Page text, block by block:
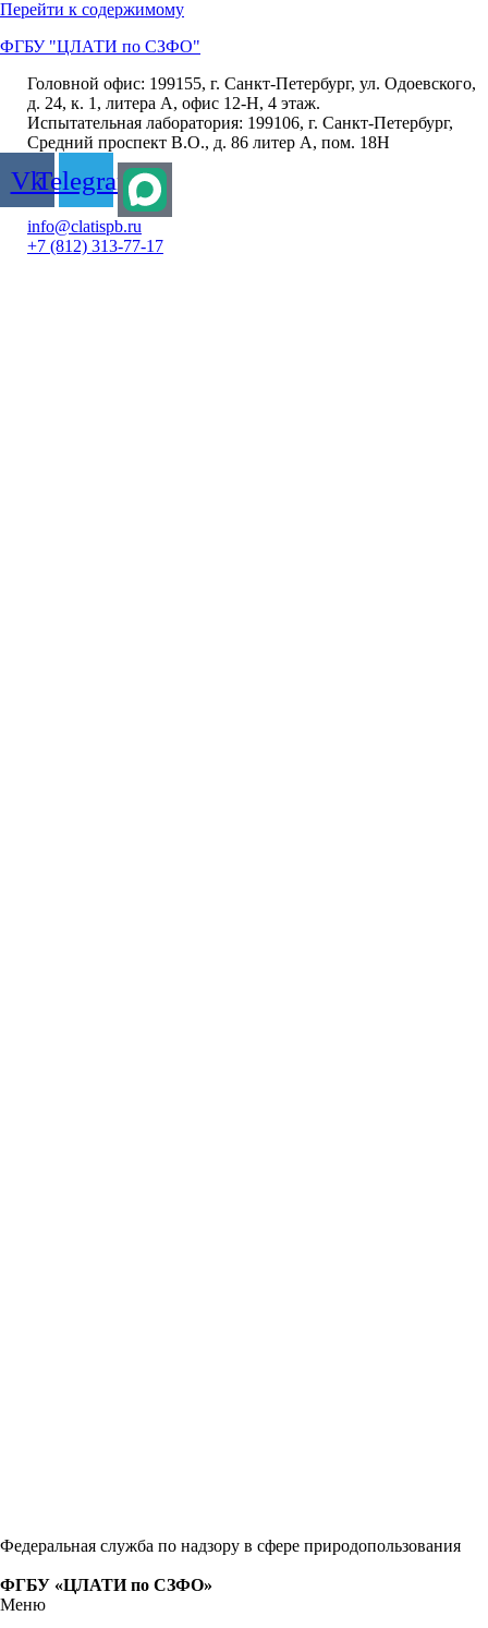
Перейти к содержимому
ФГБУ "ЦЛАТИ по СЗФО"
Головной офис: 199155, г. Санкт-Петербург, ул. Одоевского,
д. 24, к. 1, литера А, офис 12-Н, 4 этаж.
Испытательная лаборатория: 199106, г. Санкт-Петербург,
Средний проспект В.О., д. 86 литер А, пом. 18Н
VkTelegram
info@clatispb.ru
+7 (812) 313-77-17
Федеральная служба по надзору в сфере природопользования
ФГБУ «ЦЛАТИ по СЗФО»
Меню